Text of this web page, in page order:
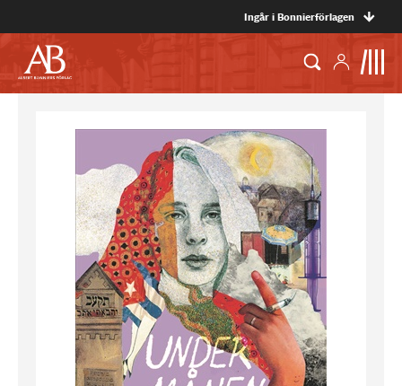
Ingår i Bonnierförlagen